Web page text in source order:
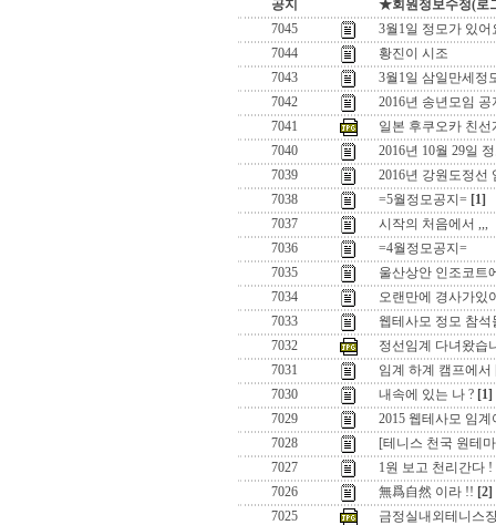
공지
★회원정보수정(로
7045
3월1일 정모가 있어
7044
황진이 시조
7043
3월1일 삼일만세정
7042
2016년 송년모임
7041
일본 후쿠오카 친선
7040
2016년 10월 29일
7039
2016년 강원도정선
7038
=5월정모공지= [1]
7037
시작의 처음에서 ,,,
7036
=4월정모공지=
7035
울산상안 인조코트
7034
오랜만에 경사가있
7033
웹테사모 정모 참석
7032
정선임계 다녀왔습
7031
임계 하계 캠프에서
7030
내속에 있는 나 ? [1]
7029
2015 웹테사모 임
7028
[테니스 천국 원테
7027
1원 보고 천리간다 !
7026
無爲自然 이라 !! [2]
7025
금정실내외테니스